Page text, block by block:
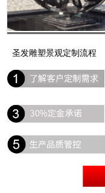
圣发雕塑景观定制流程